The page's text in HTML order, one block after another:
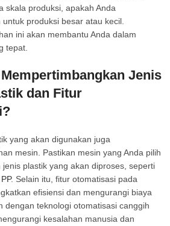
skala produksi, apakah Anda
produksi besar atau kecil.
ini akan membantu Anda dalam
tepat.
Jenis
dan Fitur
yang akan digunakan juga
mesin. Pastikan mesin yang Anda pilih
plastik yang akan diproses, seperti
. Selain itu, fitur otomatisasi pada
efisiensi dan mengurangi biaya
dengan teknologi otomatisasi canggih
kesalahan manusia dan